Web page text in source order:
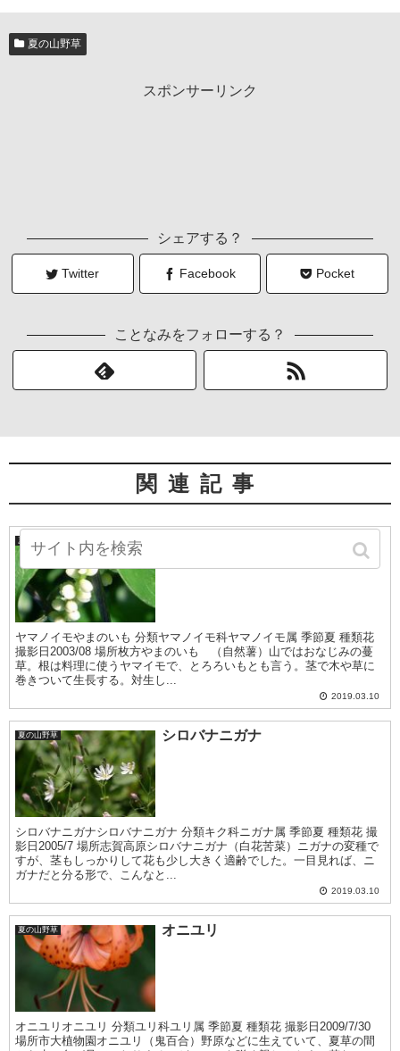
夏の山野草
スポンサーリンク
シェアする？
Twitter Facebook Pocket
ことなみをフォローする？
関連記事
夏の山野草
ヤマノイモやまのいも 分類ヤマノイモ科ヤマノイモ属 季節夏 種類花
撮影日2003/08 場所枚方やまのいも （自然薯）山ではおなじみの蔓
草。根は料理に使うヤマイモで、とろろいもとも言う。茎で木や草に
巻きついて生長する。対生し...
2019.03.10
夏の山野草 シロバナニガナ
シロバナニガナシロバナニガナ 分類キク科ニガナ属 季節夏 種類花 撮
影日2005/7 場所志賀高原シロバナニガナ（白花苦菜）ニガナの変種で
すが、茎もしっかりして花も少し大きく適齢でした。一目見れば、ニ
ガナだと分る形で、こんなと...
2019.03.10
夏の山野草 オニユリ
オニユリオニユリ 分類ユリ科ユリ属 季節夏 種類花 撮影日2009/7/30
場所市大植物園オニユリ（鬼百合）野原などに生えていて、夏草の間